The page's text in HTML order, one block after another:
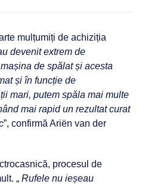
mulțumiți de achiziția
devenit extrem de
de spălat și acesta
și în funcție de
mari, putem spăla mai multe
mai rapid un rezultat curat
”, confirmă Ariën van der
procesul de
„ Rufele nu ieșeau